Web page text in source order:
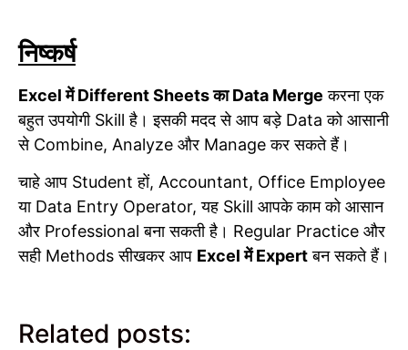
निष्कर्ष
Excel में Different Sheets का Data Merge करना एक
बहुत उपयोगी Skill है। इसकी मदद से आप बड़े Data को आसानी
से Combine, Analyze और Manage कर सकते हैं।
चाहे आप Student हों, Accountant, Office Employee
या Data Entry Operator, यह Skill आपके काम को आसान
और Professional बना सकती है। Regular Practice और
सही Methods सीखकर आप Excel में Expertबन सकते हैं।
Related posts: